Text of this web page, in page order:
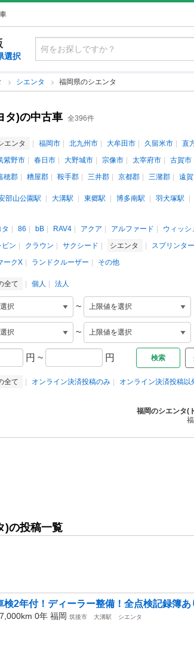
選択
シエンタ 福岡県のシエンタ
タ)の中古車 全396件
エンタ 福岡市 北九州市 大牟田市 久留米市 直
紫野市 春日市 大野城市 宗像市 太宰府市 古賀市
穂郡 糟屋郡 鞍手郡 三井郡 京都郡 三潴郡 遠
部山公園駅 大溝駅 東郷駅 博多南駅 羽犬塚駅
86 bB RAV4 アクア アルファード ウィッシ
ビン
クラウン サクシード シエンタ スプリンタ
ークX ランドクルーザー その他
全て 個人 法人
~
~
円 ~ 円
全て オンライン決済投稿のみ オンライン決済投稿以
福岡のシエンタ(
)の投稿一覧
検2年付！ディーラー整備！全点検記録簿あ
0年 福岡 筑後市 大溝駅 シエンタ